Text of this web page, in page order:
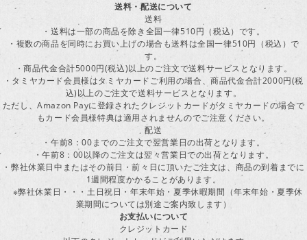
送料・配送について
送料
・送料は一部の商品を除き全国一律510円（税込）です。
・複数の商品を同時にお買い上げの場合も送料は全国一律510円（税込）で
す。
・商品代金合計5000円(税込)以上のご注文で送料サービスとなります。
・タミヤカード会員様はタミヤカードご利用の場合、商品代金合計2000円(税
込)以上のご注文で送料サービスとなります。
ただし、Amazon Payに登録されたクレジットカードがタミヤカードの場合で
もカード会員様特典は適用されませんのでご注意ください。
配送
・午前8：00までのご注文で翌営業日の出荷となります。
・午前8：00以降のご注文は翌々営業日での出荷となります。
・弊社休業日中またはその前日・前々日に頂いたご注文は、商品の到着までに
1週間程度かかることがあります。
※弊社休業日・・・土日祝日・年末年始・夏季休暇期間（年末年始・夏季休
業期間については別途ご案内致します）
お支払いについて
クレジットカード